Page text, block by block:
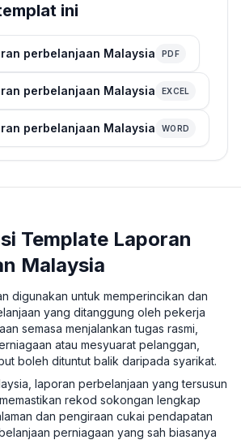
ini
perbelanjaan Malaysia PDF
perbelanjaan Malaysia EXCEL
perbelanjaan Malaysia WORD
Template Laporan
Malaysia
digunakan untuk memperincikan dan
yang ditanggung oleh pekerja
semasa menjalankan tugas rasmi,
atau mesyuarat pelanggan,
boleh dituntut balik daripada syarikat.
laporan perbelanjaan yang tersusun
rekod sokongan lengkap
dan pengiraan cukai pendapatan
perniagaan yang sah biasanya